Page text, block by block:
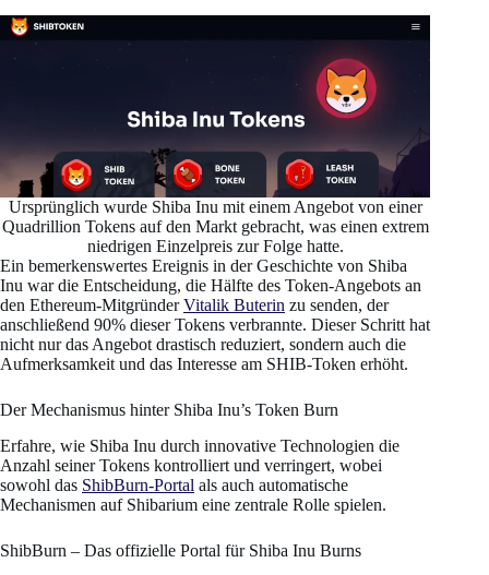
Ursprünglich wurde Shiba Inu mit einem Angebot von einer
Quadrillion Tokens auf den Markt gebracht, was einen extrem
niedrigen Einzelpreis zur Folge hatte.
Ein bemerkenswertes Ereignis in der Geschichte von Shiba
Inu war die Entscheidung, die Hälfte des Token-Angebots an
den Ethereum-MitgründerVitalik Buterin zu senden, der
anschließend 90% dieser Tokens verbrannte. Dieser Schritt hat
nicht nur das Angebot drastisch reduziert, sondern auch die
Aufmerksamkeit und das Interesse am SHIB-Token erhöht.
Der Mechanismus hinter Shiba Inu’s Token Burn
Erfahre, wie Shiba Inu durch innovative Technologien die
Anzahl seiner Tokens kontrolliert und verringert, wobei
sowohl das ShibBurn-Portal als auch automatische
Mechanismen auf Shibarium eine zentrale Rolle spielen.
ShibBurn – Das offizielle Portal für Shiba Inu Burns